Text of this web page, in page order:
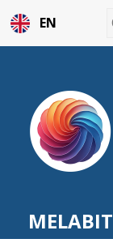
EN
MELABIT